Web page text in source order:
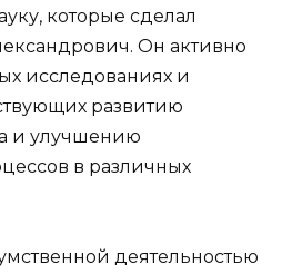
которые сделал
Он активно
исследованиях и
развитию
и улучшению
в различных
деятельностью